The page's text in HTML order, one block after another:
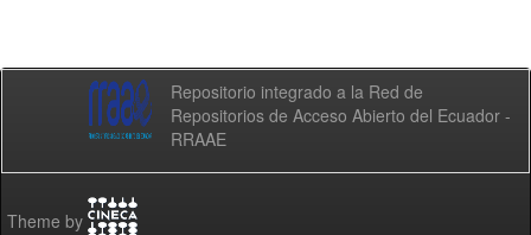
Repositorio integrado a la Red de
Repositorios de Acceso Abierto del Ecuador -
RRAAE
Theme by